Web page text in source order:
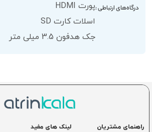
درگاه‌های ارتباطی :پورت HDMI
اسلات کارت SD
جک هدفون 3.5 میلی متر
راهنمای مشتریان لینک های مفید